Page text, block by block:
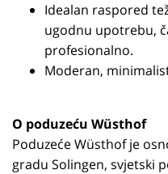
Idealan raspored
ugodnu upotrebu,
profesionalno.
Moderan,
O poduzeću Wüsthof
Poduzeće Wüsthof je
gradu Solingen, svjetski